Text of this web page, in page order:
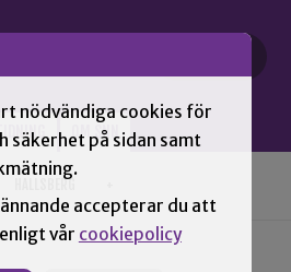
nödvändiga cookies för
säkerhet på sidan samt
accepterar du att
vår cookiepolicy
TIDNING OM SNN
HALLSBERG